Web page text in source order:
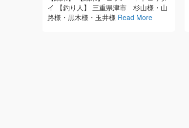
イ 【釣り人】 三重県津市 杉山様・山
路様・黒木様・玉井様 Read More